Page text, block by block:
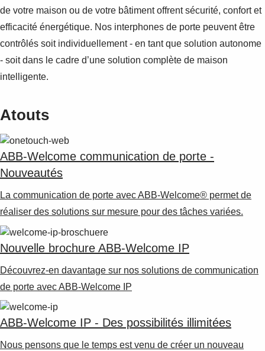
Suggestions
Products
See more products
0
de votre maison ou de votre bâtiment offrent sécurité, confort et
efficacité énergétique. Nos interphones de porte peuvent être
contrôlés soit individuellement - en tant que solution autonome
- soit dans le cadre d’une solution complète de maison
intelligente.
Atouts
ABB-Welcome communication de porte -
Nouveautés
La communication de porte avec ABB-Welcome® permet de
réaliser des solutions sur mesure pour des tâches variées.
Nouvelle brochure ABB-Welcome IP
Découvrez-en davantage sur nos solutions de communication
de porte avec ABB-Welcome IP
ABB-Welcome IP - Des possibilités illimitées
Nous pensons que le temps est venu de créer un nouveau